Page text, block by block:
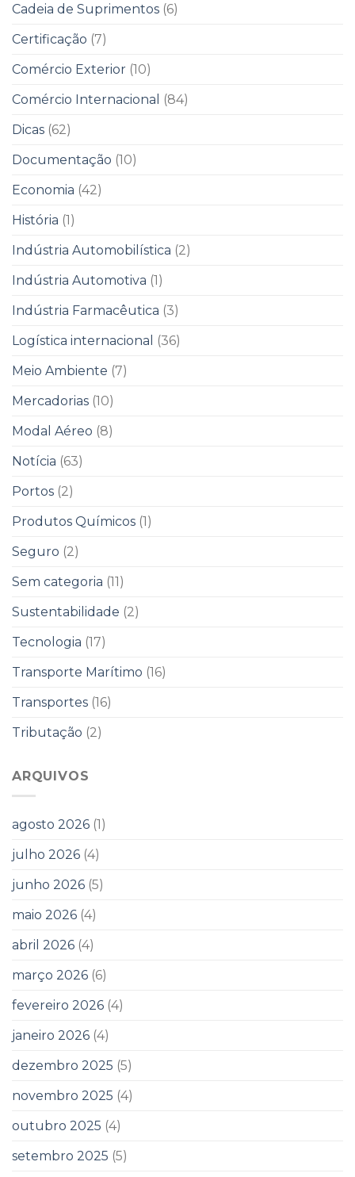
Cadeia de Suprimentos (6)
Certificação (7)
Comércio Exterior (10)
Comércio Internacional
(84)
Dicas (62)
Documentação (10)
Economia (42)
História (1)
Indústria Automobilística (2)
Indústria Automotiva (1)
Indústria Farmacêutica (3)
Logística internacional
(36)
Meio Ambiente (7)
Mercadorias (10)
Modal Aéreo (8)
Notícia (63)
Portos (2)
Produtos Químicos (1)
Seguro (2)
Sem categoria (11)
Sustentabilidade (2)
Tecnologia (17)
Transporte Marítimo (16)
Transportes (16)
Tributação (2)
ARQUIVOS
agosto 2026 (1)
julho 2026 (4)
junho 2026 (5)
maio 2026 (4)
abril 2026 (4)
março 2026 (6)
fevereiro 2026 (4)
janeiro 2026 (4)
dezembro 2025 (5)
novembro 2025 (4)
outubro 2025 (4)
setembro 2025 (5)